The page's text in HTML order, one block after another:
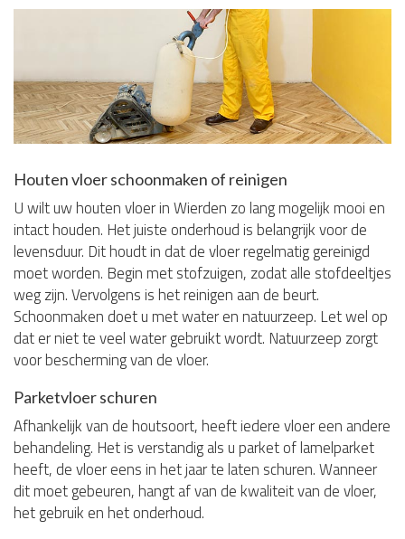
Houten vloer schoonmaken of reinigen
U wilt uw houten vloer in Wierden zo lang mogelijk mooi en
intact houden. Het juiste onderhoud is belangrijk voor de
levensduur. Dit houdt in dat de vloer regelmatig gereinigd
moet worden. Begin met stofzuigen, zodat alle stofdeeltjes
weg zijn. Vervolgens is het reinigen aan de beurt.
Schoonmaken doet u met water en natuurzeep. Let wel op
dat er niet te veel water gebruikt wordt. Natuurzeep zorgt
voor bescherming van de vloer.
Parketvloer schuren
Afhankelijk van de houtsoort, heeft iedere vloer een andere
behandeling. Het is verstandig als u parket of lamelparket
heeft, de vloer eens in het jaar te laten schuren. Wanneer
dit moet gebeuren, hangt af van de kwaliteit van de vloer,
het gebruik en het onderhoud.